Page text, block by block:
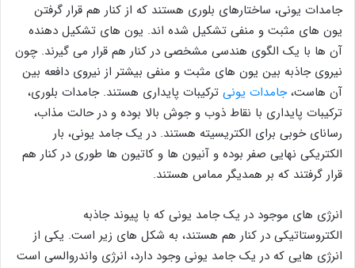
جامدات یونی، ساختارهای بلوری هستند که از کنار هم قرار گرفتن
یون های مثبت و منفی تشکیل شده اند. یون های تشکیل دهنده
آن ها با یک الگوی هندسی مشخصی در کنار هم قرار می گیرند. چون
نیروی جاذبه بین یون های مثبت و منفی بیشتر از نیروی دافعه بین
آن هاست،جامدات یونی ترکیبات پایداری هستند. جامدات بلوری،
ترکیبات پایداری با نقاط ذوب و جوش بالا بوده و در حالت مذاب،
رسانای خوبی برای الکتریسیته هستند. در یک جامد یونی، بار
الکتریکی نهایی صفر بوده و آنیون ها و کاتیون ها طوری در کنار هم
قرار گرفتند که بر همدیگر مماس هستند.
انرژی های موجود در یک جامد یونی که با پیوند جاذبه
الکتروستاتیکی در کنار هم هستند، به شکل های زیر است. یکی از
انرژی هایی که در یک جامد یونی وجود دارد، انرژی واندروالسی است